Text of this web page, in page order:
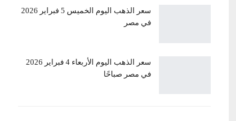
سعر الذهب اليوم الخميس 5 فبراير 2026
في مصر
سعر الذهب اليوم الأربعاء 4 فبراير 2026
في مصر صباحًا